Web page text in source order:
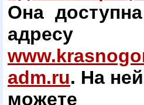
Она
адресу
adm.ru. На
можете